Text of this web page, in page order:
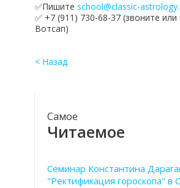
✅Пишите school@classic-
✅ +7 (911) 730-68-37 (звоните
Вотсап)
< Назад
Самое
Читаемое
Семинар Константина
"Ректификация гороскопа" в